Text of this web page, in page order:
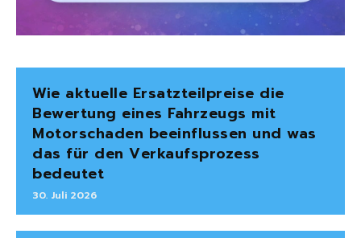
Wie aktuelle Ersatzteilpreise die
Bewertung eines Fahrzeugs mit
Motorschaden beeinflussen und was
das für den Verkaufsprozess
bedeutet
30. Juli 2026